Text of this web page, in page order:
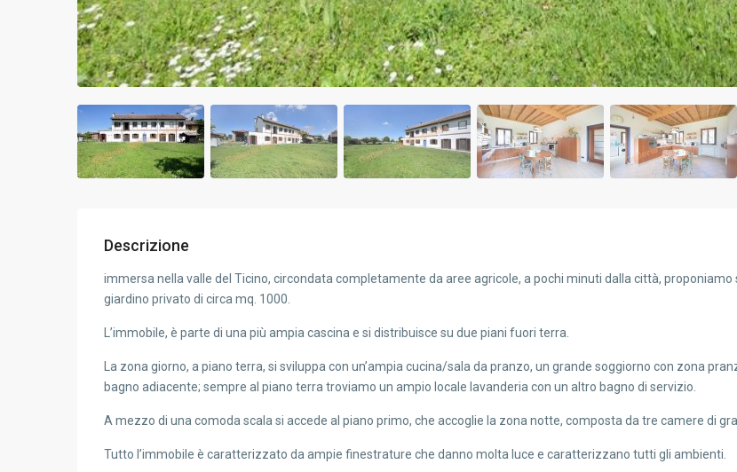
Descrizione
immersa nella valle del Ticino, circondata completamente da aree agricole, a pochi minuti dalla città,
giardino privato di circa mq. 1000.
L’immobile, è parte di una più ampia cascina e si distribuisce su due piani fuori terra.
La zona giorno, a piano terra, si sviluppa con un’ampia cucina/sala da pranzo, un grande soggiorno con zona
bagno adiacente; sempre al piano terra troviamo un ampio locale lavanderia con un altro bagno di servizio.
A mezzo di una comoda scala si accede al piano primo, che accoglie la zona notte, composta da tre camere di
Tutto l’immobile è caratterizzato da ampie finestrature che danno molta luce e caratterizzano tutti gli ambienti.